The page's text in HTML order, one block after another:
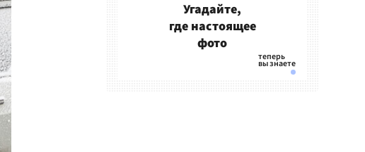
Угадайте,
где настоящее
фото